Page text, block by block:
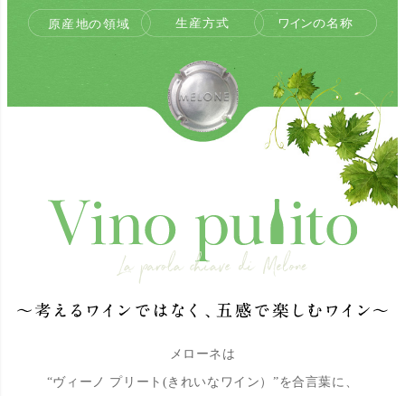
メローネは
“ヴィーノ プリート(きれいなワイン）”を合言葉に、